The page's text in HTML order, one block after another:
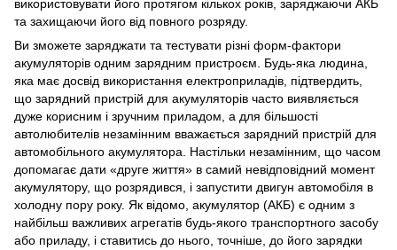
використовувати його протягом кількох років, заряджаючи АКБ
та захищаючи його від повного розряду.
Ви зможете заряджати та тестувати різні форм-фактори
акумуляторів одним зарядним пристроєм. Будь-яка людина,
яка має досвід використання електроприладів, підтвердить,
що зарядний пристрій для акумуляторів часто виявляється
дуже корисним і зручним приладом, а для більшості
автолюбителів незамінним вважається зарядний пристрій для
автомобільного акумулятора. Настільки незамінним, що часом
допомагає дати «друге життя» в самий невідповідний момент
акумулятору, що розрядився, і запустити двигун автомобіля в
холодну пору року. Як відомо, акумулятор (АКБ) є одним з
найбільш важливих агрегатів будь-якого транспортного засобу
або приладу, і ставитись до нього, точніше, до його зарядки